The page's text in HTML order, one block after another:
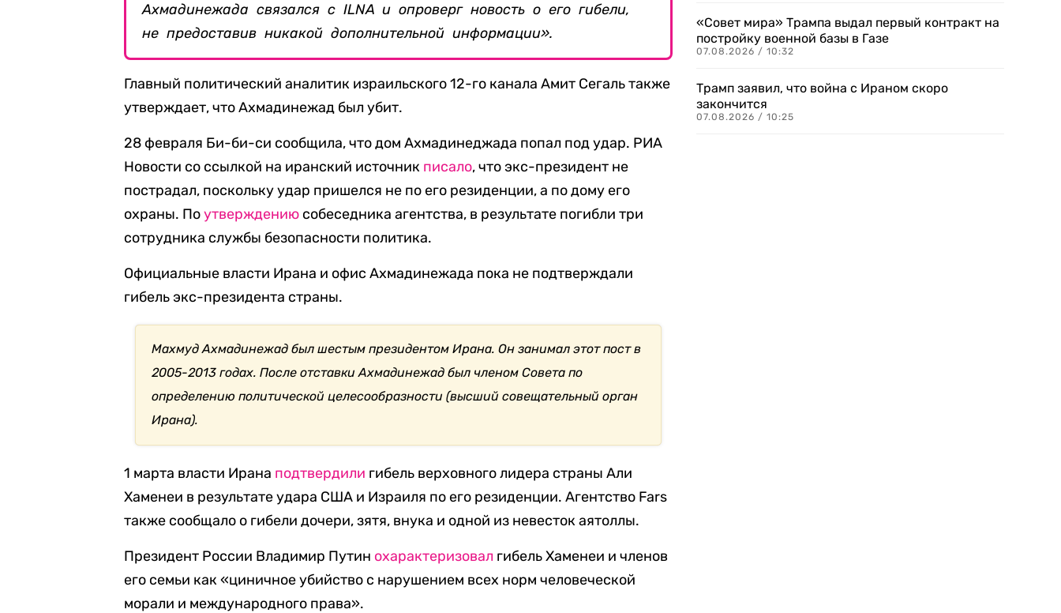
Ахмадинежада связался с ILNA и опроверг новость о его гибели,
не предоставив никакой дополнительной информации».
Главный политический аналитик израильского 12-го канала Амит Сегаль также
утверждает, что Ахмадинежад был убит.
28 февраля Би-би-си сообщила, что дом Ахмадинеджада попал под удар. РИА
Новости со ссылкой на иранский источник писало, что экс-президент не
пострадал, поскольку удар пришелся не по его резиденции, а по дому его
охраны. Поутверждению собеседника агентства, в результате погибли три
сотрудника службы безопасности политика.
Официальные власти Ирана и офис Ахмадинежада пока не подтверждали
гибель экс-президента страны.
Махмуд Ахмадинежад был шестым президентом Ирана. Он занимал этот пост в
2005-2013 годах. После отставки Ахмадинежад был членом Совета по
определению политической целесообразности (высший совещательный орган
Ирана).
1 марта власти Ирана подтвердили гибель верховного лидера страны Али
Хаменеи в результате удара США и Израиля по его резиденции. Агентство Fars
также сообщало о гибели дочери, зятя, внука и одной из невесток аятоллы.
Президент России Владимир Путин охарактеризовал гибель Хаменеи и членов
его семьи как «циничное убийство с нарушением всех норм человеческой
морали и международного права».
«Совет мира» Трампа выдал первый контракт на
постройку военной базы в Газе
07.08.2026 / 10:32
Трамп заявил, что война с Ираном скоро
закончится
07.08.2026 / 10:25